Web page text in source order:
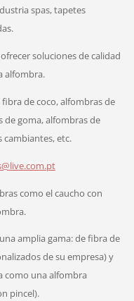
spas, tapetes
soluciones de calidad
alfombra.
de coco, alfombras de
de goma, alfombras de
cambiantes, etc.
como el caucho con
amplia gama: de fibra de
de su empresa) y
como una alfombra
pincel).